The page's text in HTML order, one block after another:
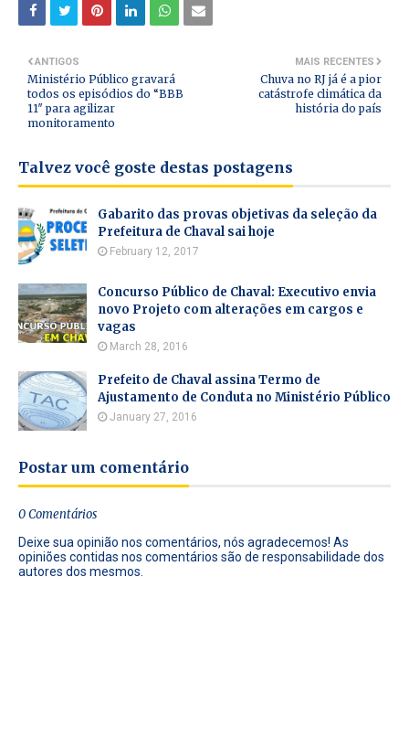
MAIS RECENTES
Chuva no RJ já é a pior
catástrofe climática da
história do país
ANTIGOS
Ministério Público gravará
todos os episódios do “BBB
11″ para agilizar
monitoramento
Talvez você goste destas postagens
Gabarito das provas objetivas da seleção da
Prefeitura de Chaval sai hoje
February 12, 2017
Concurso Público de Chaval: Executivo envia
novo Projeto com alterações em cargos e
vagas
March 28, 2016
Prefeito de Chaval assina Termo de
Ajustamento de Conduta no Ministério Público
January 27, 2016
Postar um comentário
0 Comentários
Deixe sua opinião nos comentários, nós agradecemos! As
opiniões contidas nos comentários são de responsabilidade dos
autores dos mesmos.